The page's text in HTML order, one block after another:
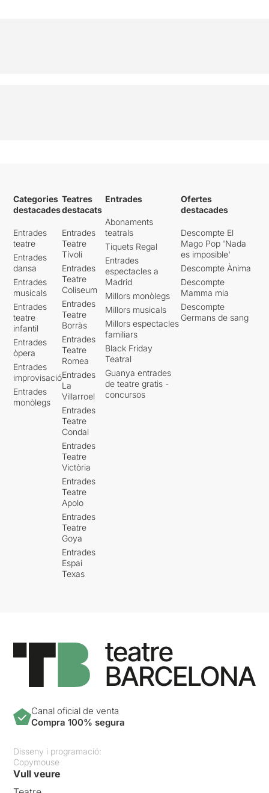
Categories
destacades
Entrades
teatre
Entrades
dansa
Entrades
musicals
Entrades
teatre
infantil
Entrades
òpera
Entrades
improvisació
Entrades
monòlegs
Teatres
destacats
Entrades
Teatre
Tívoli
Entrades
Teatre
Coliseum
Entrades
Teatre
Borràs
Entrades
Teatre
Romea
Entrades
La
Villarroel
Entrades
Teatre
Condal
Entrades
Teatre
Victòria
Entrades
Teatre
Apolo
Entrades
Teatre
Goya
Entrades
Espai
Texas
Entrades
Abonaments
teatrals
Tiquets Regal
Entrades
espectacles a
Madrid
Millors monòlegs
Millors musicals
Millors espectacles
familiars
Black Friday
Teatral
Guanya entrades
de teatre gratis -
concursos
Ofertes
destacades
Descompte El
Mago Pop 'Nada
es imposible'
Descompte Ànima
Descompte
Mamma mia
Descompte
Germans de sang
Canal oficial de venta
Compra 100% segura
Disseny i programació:
Copymouse
Vull veure